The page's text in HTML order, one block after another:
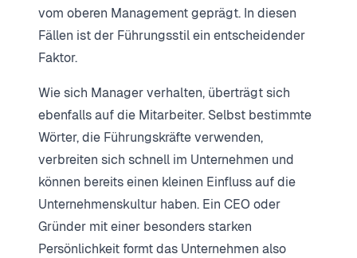
vom oberen Management geprägt. In diesen
Fällen ist der Führungsstil ein entscheidender
Faktor.
Wie sich Manager verhalten, überträgt sich
ebenfalls auf die Mitarbeiter. Selbst bestimmte
Wörter, die Führungskräfte verwenden,
verbreiten sich schnell im Unternehmen und
können bereits einen kleinen Einfluss auf die
Unternehmenskultur haben. Ein CEO oder
Gründer mit einer besonders starken
Persönlichkeit formt das Unternehmen also